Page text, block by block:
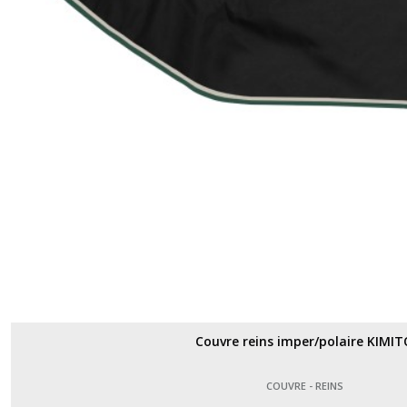
Couvre reins imper/polaire
COUVRE - REINS